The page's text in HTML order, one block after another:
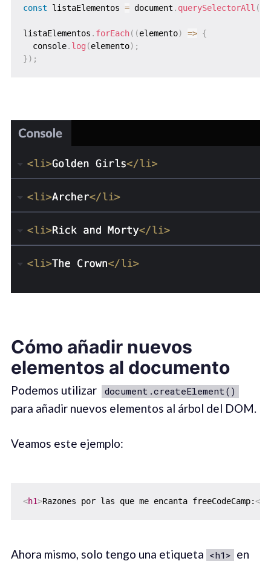
const listaElementos = document . querySelectorAll (
listaElementos . forEach( (elemento) => {
  console
. log (elemento) ;
}) ;
Cómo añadir nuevos
elementos al documento
Podemos utilizar document.createElement()
para añadir nuevos elementos al árbol del DOM.
Veamos este ejemplo:
<h1>Razones por las que me encanta freeCodeCamp:</
Ahora mismo, solo tengo una etiqueta <h1> en